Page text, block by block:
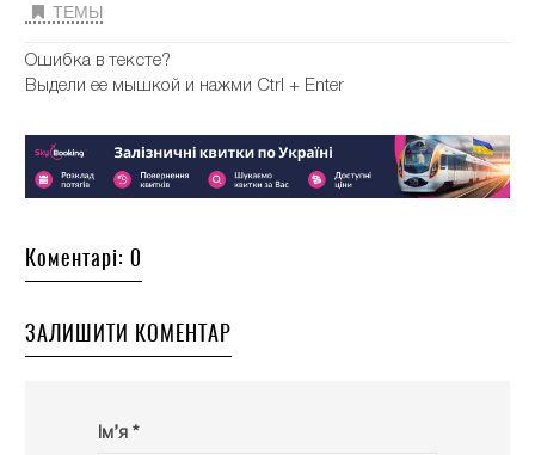
ТЕМЫ
Ошибка в тексте?
Выдели ее мышкой и нажми Ctrl + Enter
Коментарі: 0
ЗАЛИШИТИ КОМЕНТАР
Ім’я *